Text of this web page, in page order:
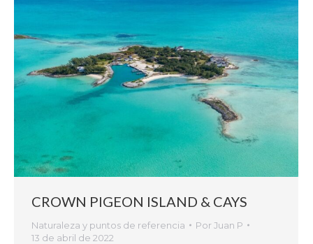
CROWN PIGEON ISLAND & CAYS
Naturaleza y puntos de referencia PorJuan P
13 de abril de 2022